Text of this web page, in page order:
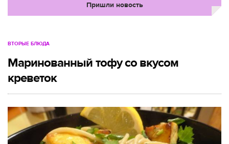
Пришли новость
ВТОРЫЕ БЛЮДА
Маринованный тофу со вкусом
креветок